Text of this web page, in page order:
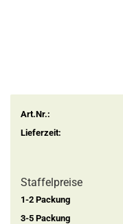
Art.Nr.:
Lieferzeit:
Staffelpreise
1-2 Packung
3-5 Packung